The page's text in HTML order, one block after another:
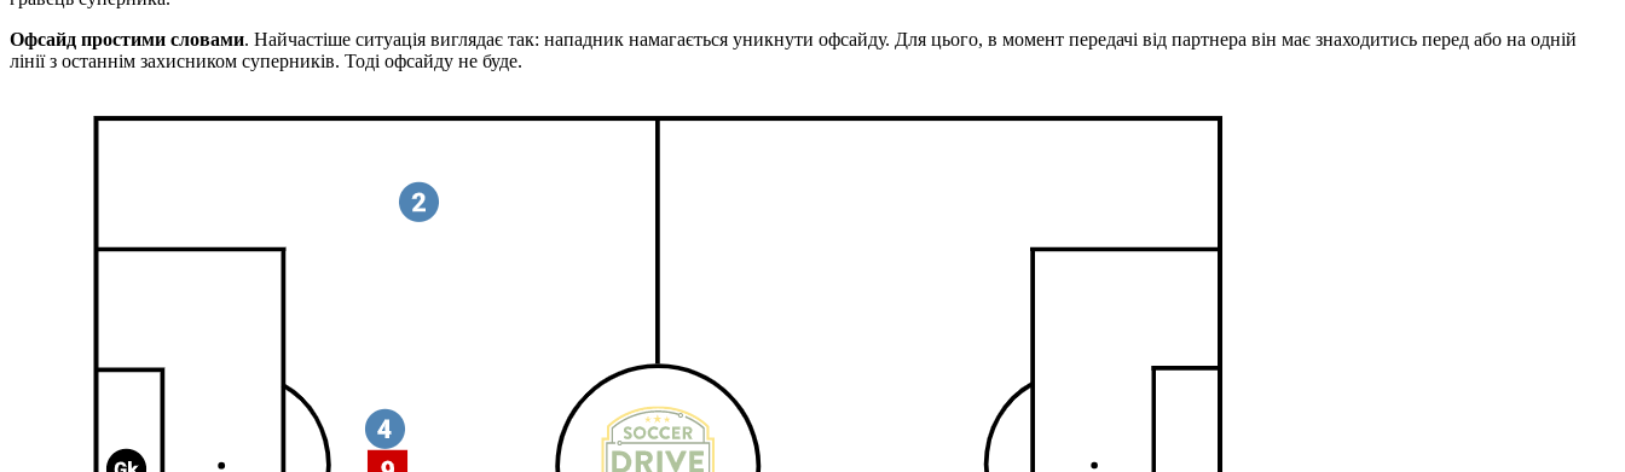
Офсайд простими словами. Найчастіше ситуація виглядає так: нападник намагається уникнути офсайду. Для цього, в момент передачі від партнера він має знаходитись перед або на одній
лінії з останнім захисником суперників. Тоді офсайду не буде.